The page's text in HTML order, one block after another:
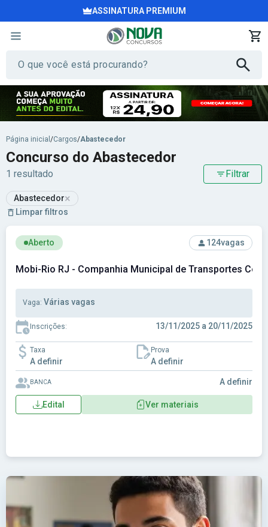
ASSINATURA PREMIUM
Página inicial /Cargos/Abastecedor
Concurso do Abastecedor
1 resultado Filtrar
Abastecedor×
Limpar filtros
Ver concurso: Mobi-Rio RJ - Companhia Municipal de
Aberto 124vagas
Mobi-Rio RJ - Companhia Municipal de Transportes
Vaga: Várias vagas
Inscrições: 13/11/2025 a 20/11/2025
Taxa
A definir
Prova
A definir
BANCA A definir
Edital Ver materiais